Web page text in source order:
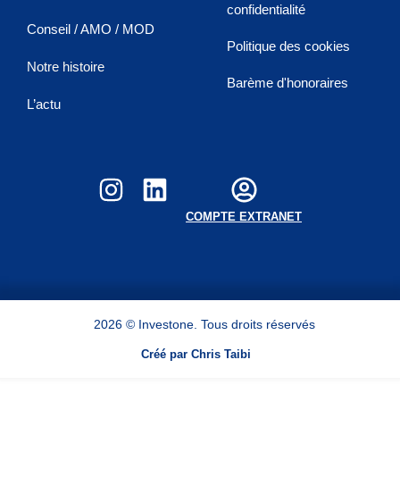
Conseil / AMO / MOD
Notre histoire
L’actu
confidentialité
Politique des cookies
Barème d'honoraires
COMPTE EXTRANET
2026 © Investone. Tous droits réservés
Créé par Chris Taibi